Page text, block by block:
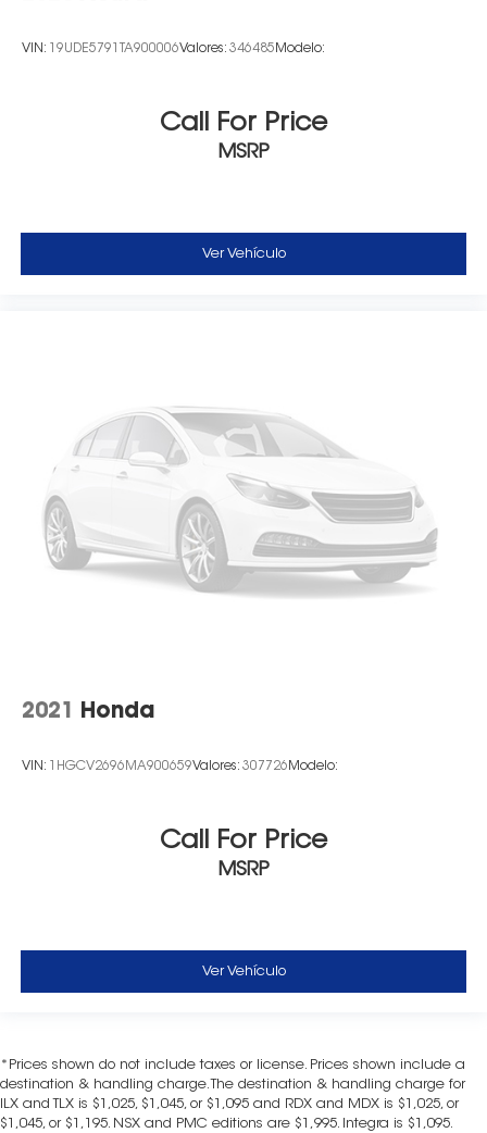
VIN: 19UDE5791TA900006Valores: 346485 Modelo:
Call For Price
MSRP
Ver Vehículo
2021 Honda
VIN: 1HGCV2696MA900659Valores: 307726 Modelo:
Call For Price
MSRP
Ver Vehículo
*Prices shown do not include taxes or license. Prices shown include a
destination & handling charge. The destination & handling charge for
ILX and TLX is $1,025, $1,045, or $1,095 and RDX and MDX is $1,025, or
$1,045, or $1,195. NSX and PMC editions are $1,995. Integra is $1,095.